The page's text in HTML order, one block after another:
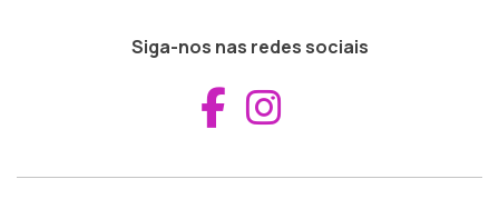
Siga-nos nas redes sociais
Aceder ao